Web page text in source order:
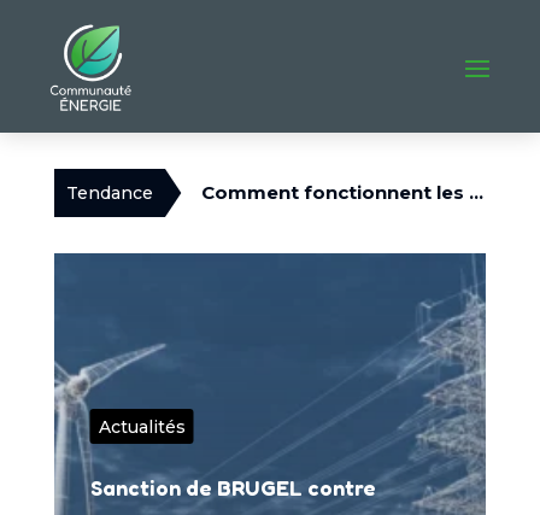
Tendance Comment fonctionnent les communautés énergétiques ?
Actualités
Sanction de BRUGEL contre